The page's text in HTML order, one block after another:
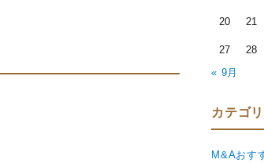
20 21
27 28
« 9月
カテゴ
M&Aおす